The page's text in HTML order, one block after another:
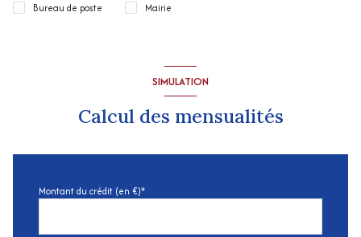
Bureau de poste Mairie
SIMULATION
Calcul des mensualités
Montant du crédit (en €)*